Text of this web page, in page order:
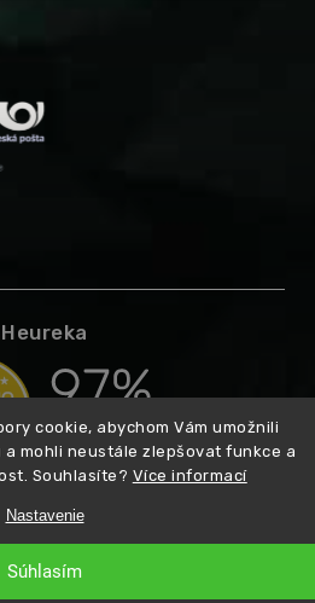
cookie, abychom Vám umožnili
mohli neustále zlepšovat funkce a
Souhlasíte? Více informací
Nastavenie
Súhlasím
Heureka
Vytvoril
Shoptet
Premium
. Všetky práva vyhradené.